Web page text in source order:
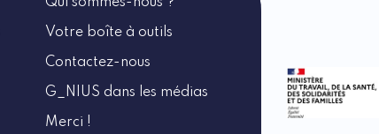
Votre boîte à outils
Contactez-nous
G_NIUS dans les médias
Merci !